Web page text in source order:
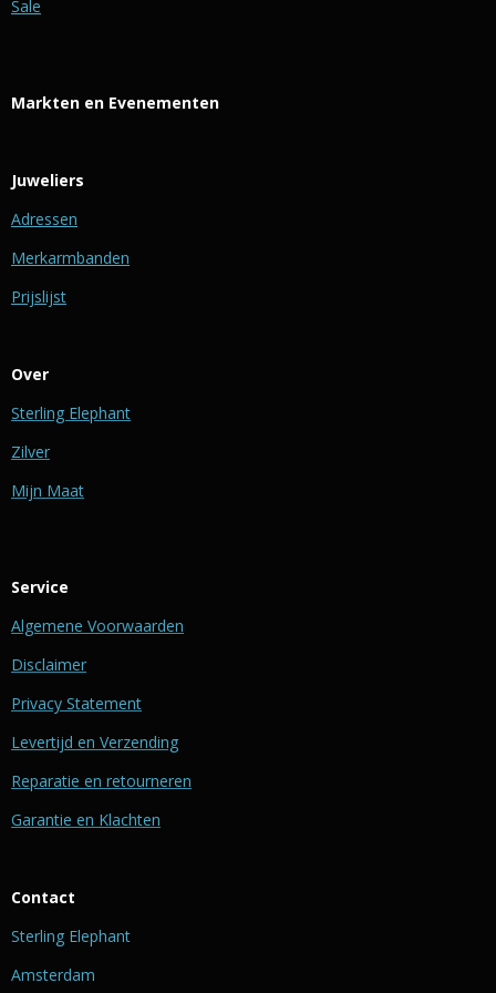
Sale
Markten en Evenementen
Juweliers
Adressen
Merkarmbanden
Prijslijst
Over
Sterling Elephant
Zilver
Mijn Maat
Service
Algemene Voorwaarden
Disclaimer
Privacy Statement
Levertijd en Verzending
Reparatie en retourneren
Garantie en Klachten
Contact
Sterling Elephant
Amsterdam